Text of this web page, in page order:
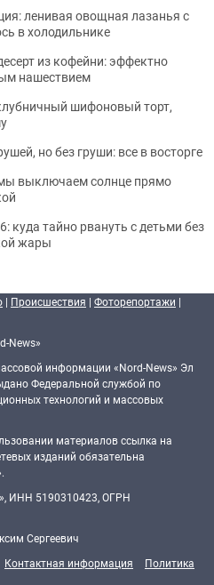
ленивая овощная лазанья с
в холодильнике
из кофейни: эффектно
нашествием
шифоновый торт,
но без груши: все в восторге
выключаем солнце прямо
куда тайно рвануть с детьми без
жары
| Происшествия | Фоторепортажи |
News»
информации «Nord-News» Эл
Федеральной службой по
технологий и массовых
материалов ссылка на
изданий обязательна
ИНН 5190310423, ОГРН
Сергеевич
Контактная информация
Политика